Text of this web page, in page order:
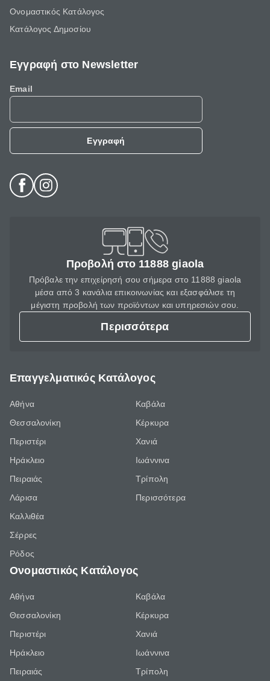
Ονομαστικός Κατάλογος
Κατάλογος Δημοσίου
Εγγραφή στο Newsletter
Email
Εγγραφή
Προβολή στο 11888 giaola
Πρόβαλε την επιχείρησή σου σήμερα στο 11888 giaola
μέσα από 3 κανάλια επικοινωνίας και εξασφάλισε τη
μέγιστη προβολή των προϊόντων και υπηρεσιών σου.
Περισσότερα
Επαγγελματικός Κατάλογος
Αθήνα
Θεσσαλονίκη
Περιστέρι
Ηράκλειο
Πειραιάς
Λάρισα
Καλλιθέα
Σέρρες
Ρόδος
Καβάλα
Κέρκυρα
Χανιά
Ιωάννινα
Τρίπολη
Περισσότερα
Ονομαστικός Κατάλογος
Αθήνα
Θεσσαλονίκη
Περιστέρι
Ηράκλειο
Πειραιάς
Καβάλα
Κέρκυρα
Χανιά
Ιωάννινα
Τρίπολη